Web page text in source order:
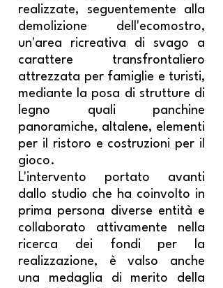
realizzate, seguentemente alla
demolizione dell'ecomostro,
un'area ricreativa di svago a
carattere transfrontaliero
attrezzata per famiglie e turisti,
mediante la posa di strutture di
legno quali panchine
panoramiche, altalene, elementi
per il ristoro e costruzioni per il
gioco.
L'intervento portato avanti
dallo studio che ha coinvolto in
prima persona diverse entità e
collaborato attivamente nella
ricerca dei fondi per la
realizzazione, è valso anche
una medaglia di merito della